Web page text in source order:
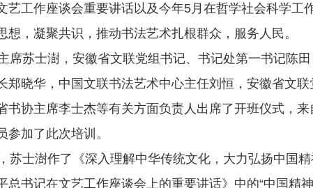
艺工作座谈会重要讲话以及今年5月在哲学社会科学工
想，凝聚共识，推动书法艺术扎根群众，服务人民。
苏士澍，安徽省文联党组书记、书记处第一书记陈田
郑晓华，中国文联书法艺术中心主任刘恒，安徽省文
书协主席李士杰等有关方面负责人出席了开班仪式，
参加了此次培训。
苏士澍作了《深入理解中华传统文化，大力弘扬中国
总书记在文艺工作座谈会上的重要讲话》中的“中国精